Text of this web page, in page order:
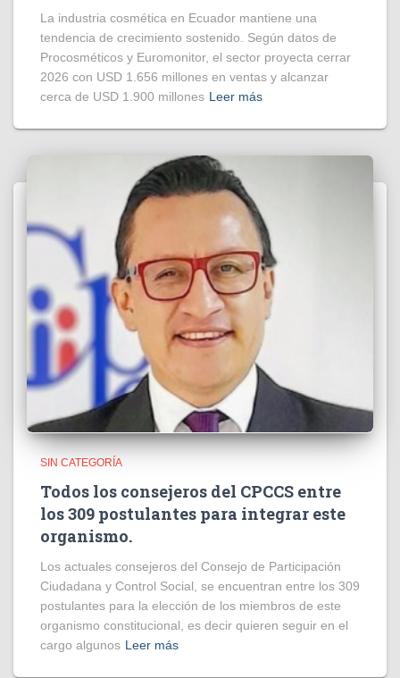
La industria cosmética en Ecuador mantiene una
tendencia de crecimiento sostenido. Según datos de
Procosméticos y Euromonitor, el sector proyecta cerrar
2026 con USD 1.656 millones en ventas y alcanzar
cerca de USD 1.900 millones Leer más
SIN CATEGORÍA
Todos los consejeros del CPCCS entre
los 309 postulantes para integrar este
organismo.
Los actuales consejeros del Consejo de Participación
Ciudadana y Control Social, se encuentran entre los 309
postulantes para la elección de los miembros de este
organismo constitucional, es decir quieren seguir en el
cargo algunos Leer más